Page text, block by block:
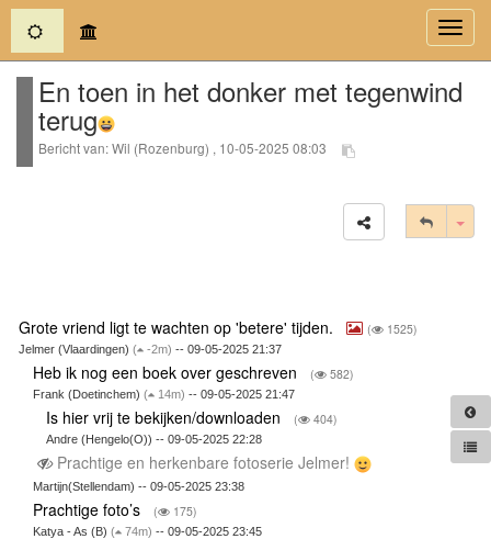
(current)
En toen in het donker met tegenwind
terug
Bericht van: Wil (Rozenburg) , 10-05-2025 08:03
Grote vriend ligt te wachten op 'betere' tijden. ( 1525)
Jelmer (Vlaardingen) ( -2m) -- 09-05-2025 21:37
Heb ik nog een boek over geschreven ( 582)
Frank (Doetinchem) ( 14m) -- 09-05-2025 21:47
Is hier vrij te bekijken/downloaden ( 404)
Andre (Hengelo(O)) -- 09-05-2025 22:28
Prachtige en herkenbare fotoserie Jelmer!
Martijn(Stellendam) -- 09-05-2025 23:38
Prachtige foto’s ( 175)
Katya - As (B) ( 74m) -- 09-05-2025 23:45